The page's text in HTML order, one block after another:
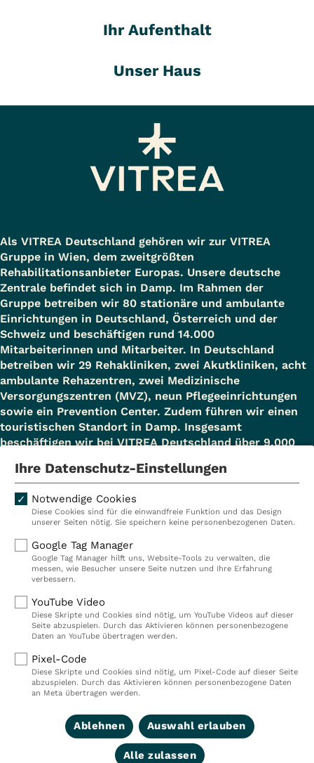
Ihr Aufenthalt
Unser Haus
Als VITREA Deutschland gehören wir zur VITREA
Gruppe in Wien, dem zweitgrößten
Rehabilitationsanbieter Europas. Unsere deutsche
Zentrale befindet sich in Damp. Im Rahmen der
Gruppe betreiben wir 80 stationäre und ambulante
Einrichtungen in Deutschland, Österreich und der
Schweiz und beschäftigen rund 14.000
Mitarbeiterinnen und Mitarbeiter. In Deutschland
betreiben wir 29 Rehakliniken, zwei Akutkliniken, acht
ambulante Rehazentren, zwei Medizinische
Versorgungszentren (MVZ), neun Pflegeeinrichtungen
sowie ein Prevention Center. Zudem führen wir einen
touristischen Standort in Damp. Insgesamt
beschäftigen wir bei VITREA Deutschland über 9.000
Kliniken
Ambulant
Reha
Prävention
Karriere
VITREA Deutschland
IMPRESSUM
HINWEISGEBERSYSTEM
AUFSICHTSBEHÖRDEN
Ihre Datenschutz-Einstellungen
Notwendige Cookies
Diese Cookies sind für die einwandfreie Funktion und das Design
unserer Seiten nötig. Sie speichern keine personenbezogenen Daten.
Google Tag Manager
Google Tag Manager hilft uns, Website-Tools zu verwalten, die
messen, wie Besucher unsere Seite nutzen und Ihre Erfahrung
verbessern.
YouTube Video
Diese Skripte und Cookies sind nötig, um YouTube Videos auf dieser
Seite abzuspielen. Durch das Aktivieren können personenbezogene
Daten an YouTube übertragen werden.
Pixel-Code
Diese Skripte und Cookies sind nötig, um Pixel-Code auf dieser Seite
abzuspielen. Durch das Aktivieren können personenbezogene Daten
an Meta übertragen werden.
Ablehnen Auswahl erlauben
Alle zulassen